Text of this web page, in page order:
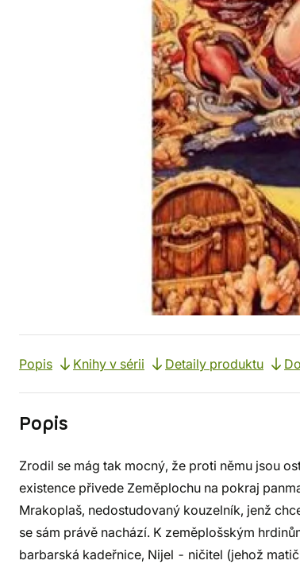
Popis Knihy v sérii Detaily produktu
Popis
Zrodil se mág tak mocný, že proti němu jsou
existence přivede Zeměplochu na pokraj
Mrakoplaš, nedostudovaný kouzelník, jenž
se sám právě nachází. K zeměplošským
barbarská kadeřnice, Nijel - ničitel (jehož